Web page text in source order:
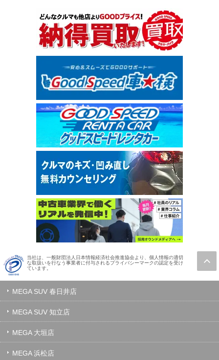
当社は、一般財団法人日本情報経済社会推進協会より、個人情報の適切
な取扱いを行なう事業者に付与されるプライバシーマークの認定を受け
ています。
MEGA SUV 春日井店
MEGA SUV 知立店
MEGA 大垣店
MEGA 浜松店